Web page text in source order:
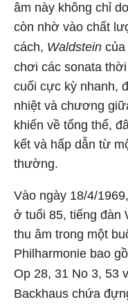
âm này không chỉ
còn nhờ vào chất
cách, Waldstein của
chơi các sonata
cuối cực kỳ nhanh,
nhiệt và chương
khiến về tổng thể,
kết và hấp dẫn từ
thường.
Vào ngày 18/4/
ở tuổi 85, tiếng đàn
thu âm trong một
Philharmonie bao
Op 28, 31 No 3, 53
Backhaus chứa